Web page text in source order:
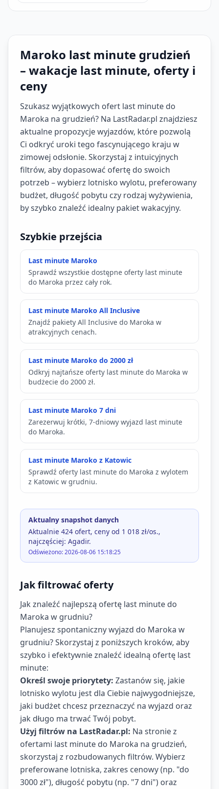
Maroko last minute grudzień
– wakacje last minute, oferty i
ceny
Szukasz wyjątkowych ofert last minute do
Maroka na grudzień? Na LastRadar.pl znajdziesz
aktualne propozycje wyjazdów, które pozwolą
Ci odkryć uroki tego fascynującego kraju w
zimowej odsłonie. Skorzystaj z intuicyjnych
filtrów, aby dopasować ofertę do swoich
potrzeb – wybierz lotnisko wylotu, preferowany
budżet, długość pobytu czy rodzaj wyżywienia,
by szybko znaleźć idealny pakiet wakacyjny.
Szybkie przejścia
Last minute Maroko
Sprawdź wszystkie dostępne oferty last minute
do Maroka przez cały rok.
Last minute Maroko All Inclusive
Znajdź pakiety All Inclusive do Maroka w
atrakcyjnych cenach.
Last minute Maroko do 2000 zł
Odkryj najtańsze oferty last minute do Maroka w
budżecie do 2000 zł.
Last minute Maroko 7 dni
Zarezerwuj krótki, 7-dniowy wyjazd last minute
do Maroka.
Last minute Maroko z Katowic
Sprawdź oferty last minute do Maroka z wylotem
z Katowic w grudniu.
Aktualny snapshot danych
Aktualnie 424 ofert, ceny od 1 018 zł/os.,
najczęściej: Agadir.
Odświeżono: 2026-08-06 15:18:25
Jak filtrować oferty
Jak znaleźć najlepszą ofertę last minute do
Maroka w grudniu?
Planujesz spontaniczny wyjazd do Maroka w
grudniu? Skorzystaj z poniższych kroków, aby
szybko i efektywnie znaleźć idealną ofertę last
minute:
Określ swoje priorytety: Zastanów się, jakie
lotnisko wylotu jest dla Ciebie najwygodniejsze,
jaki budżet chcesz przeznaczyć na wyjazd oraz
jak długo ma trwać Twój pobyt.
Użyj filtrów na LastRadar.pl: Na stronie z
ofertami last minute do Maroka na grudzień,
skorzystaj z rozbudowanych filtrów. Wybierz
preferowane lotniska, zakres cenowy (np. "do
3000 zł"), długość pobytu (np. "7 dni") oraz